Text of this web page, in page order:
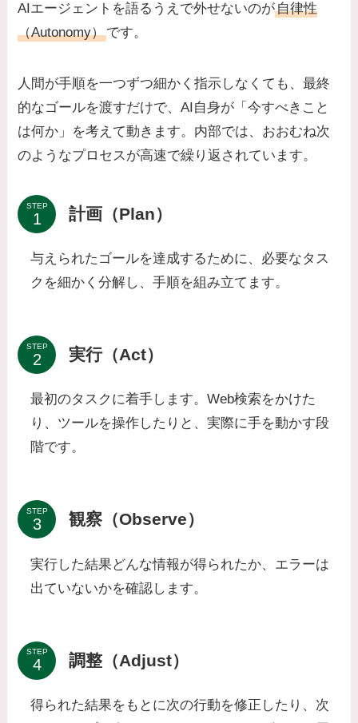
AIエージェントを語るうえで外せないのが自律性
（Autonomy）です。
人間が手順を一つずつ細かく指示しなくても、最終
的なゴールを渡すだけで、AI自身が「今すべきこと
は何か」を考えて動きます。内部では、おおむね次
のようなプロセスが高速で繰り返されています。
STEP 計画（Plan）
与えられたゴールを達成するために、必要なタス
クを細かく分解し、手順を組み立てます。
STEP 実行（Act）
最初のタスクに着手します。Web検索をかけた
り、ツールを操作したりと、実際に手を動かす段
階です。
STEP 観察（Observe）
実行した結果どんな情報が得られたか、エラーは
出ていないかを確認します。
STEP 調整（Adjust）
得られた結果をもとに次の行動を修正したり、次